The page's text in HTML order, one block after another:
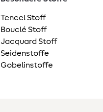
Tencel Stoff
Bouclé Stoff
Jacquard Stoff
Seidenstoffe
Gobelinstoffe